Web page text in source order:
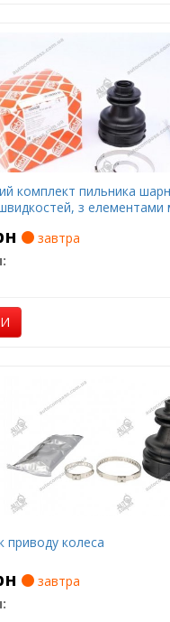
комплект пильника
з
завтра
приводу колеса
завтра